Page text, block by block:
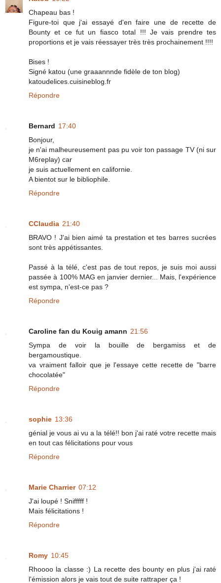
Chapeau bas !
Figure-toi que j'ai essayé d'en faire une de recette de
Bounty et ce fut un fiasco total !!! Je vais prendre tes
proportions et je vais réessayer très très prochainement !!!!
Bises !
Signé katou (une graaannnde fidèle de ton blog)
katoudelices.cuisineblog.fr
Répondre
Bernard 17:40
Bonjour,
je n'ai malheureusement pas pu voir ton passage TV (ni sur
M6replay) car
je suis actuellement en californie.
A bientot sur le bibliophile.
Répondre
CClaudia 21:40
BRAVO ! J'ai bien aimé ta prestation et tes barres sucrées
sont très appétissantes.
Passé à la télé, c'est pas de tout repos, je suis moi aussi
passée à 100% MAG en janvier dernier... Mais, l'expérience
est sympa, n'est-ce pas ?
Répondre
Caroline fan du Kouig amann 21:56
Sympa de voir la bouille de bergamiss et de
bergamoustique.
va vraiment falloir que je l'essaye cette recette de "barre
chocolatée"
Répondre
sophie 13:36
génial je vous ai vu a la télé!! bon j'ai raté votre recette mais
en tout cas félicitations pour vous
Répondre
Marie Charrier 07:12
J'ai loupé ! Snifffff !
Mais félicitations !
Répondre
Romy 10:45
Rhoooo la classe :) La recette des bounty en plus j'ai raté
l'émission alors je vais tout de suite rattraper ça !